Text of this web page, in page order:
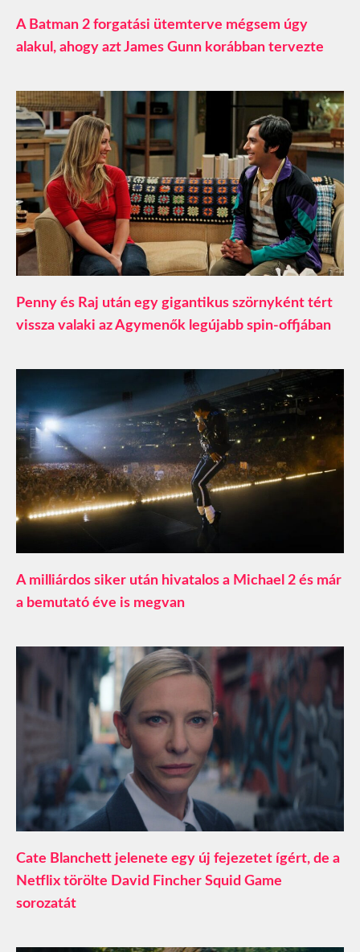
A Batman 2 forgatási ütemterve mégsem úgy
alakul, ahogy azt James Gunn korábban tervezte
Penny és Raj után egy gigantikus szörnyként tért
vissza valaki az Agymenők legújabb spin-offjában
A milliárdos siker után hivatalos a Michael 2 és már
a bemutató éve is megvan
Cate Blanchett jelenete egy új fejezetet ígért, de a
Netflix törölte David Fincher Squid Game
sorozatát